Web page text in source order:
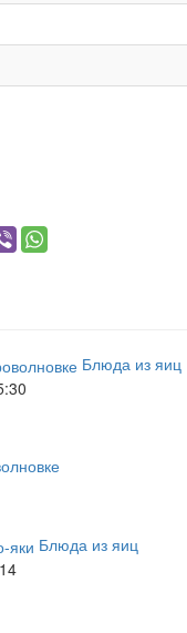
Блюда из яиц
Блюда из яиц